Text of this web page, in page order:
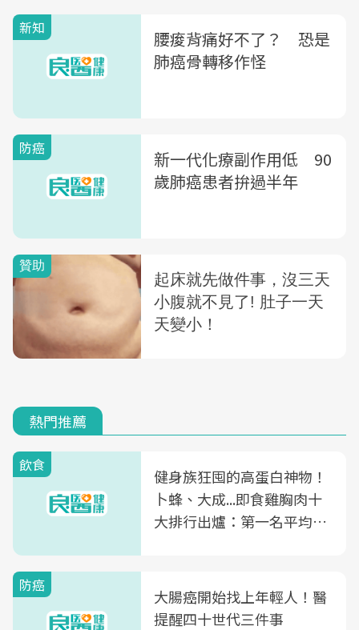
新知
腰痠背痛好不了？ 恐是
肺癌骨轉移作怪
防癌
新一代化療副作用低 90
歲肺癌患者拚過半年
熱門推薦
飲食
健身族狂囤的高蛋白神物！
卜蜂、大成...即食雞胸肉十
大排行出爐：第一名平均一
防癌
大腸癌開始找上年輕人！醫
提醒四十世代三件事